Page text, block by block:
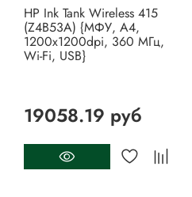
HP Ink Tank Wireless 415
(Z4B53A) {МФУ, А4,
1200x1200dpi, 360 МГц,
Wi-Fi, USB}
19058.19 руб